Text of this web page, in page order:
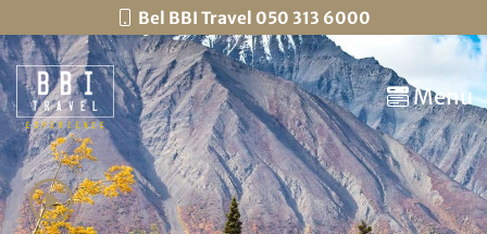
Bel BBI Travel 050 313 6000
Menu